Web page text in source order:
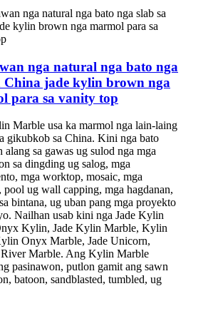
nga natural nga bato nga
China jade kylin brown nga
para sa vanity top
Marble usa ka marmol nga lain-laing
gikubkob sa China. Kini nga bato
alang sa gawas ug sulod nga mga
sa dingding ug salog, mga
mga worktop, mosaic, mga
pool ug wall capping, mga hagdanan,
bintana, ug uban pang mga proyekto
Nailhan usab kini nga Jade Kylin
Kylin, Jade Kylin Marble, Kylin
Onyx Marble, Jade Unicorn,
Marble. Ang Kylin Marble
pasinawon, putlon gamit ang sawn
batoon, sandblasted, tumbled, ug